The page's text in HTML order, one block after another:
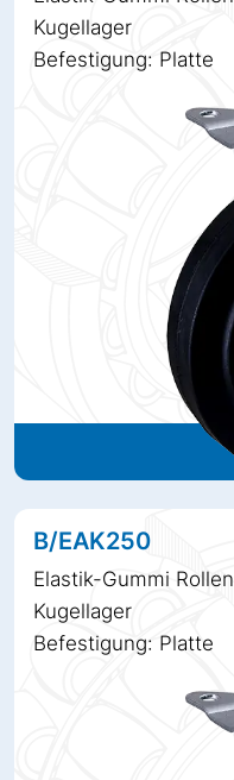
Kugellager
Befestigung: Platte
B/EAK250
Elastik-Gummi Rollen
Kugellager
Befestigung: Platte